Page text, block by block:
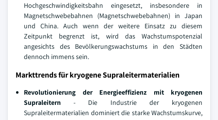
Hochgeschwindigkeitsbahn eingesetzt, insbesondere in
Magnetschwebebahnen (Magnetschwebebahnen) in Japan
und China. Auch wenn der weitere Einsatz zu diesem
Zeitpunkt begrenzt ist, wird das Wachstumspotenzial
angesichts des Bevölkerungswachstums in den Städten
dennoch immens sein.
Markttrends für kryogene Supraleitermaterialien
Revolutionierung der Energieeffizienz mit kryogenen
Supraleitern - Die Industrie der kryogenen
Supraleitermaterialien dominiert die starke Wachstumskurve,